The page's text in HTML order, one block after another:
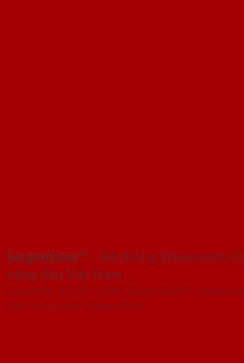
SaigonDoor™ - Hệ thống Showroom
hàng đầu Việt Nam
Copyright ⓒ 2016 – 2026 SaigonDoor™ -
Đơn vị chủ quản SaigonDoor